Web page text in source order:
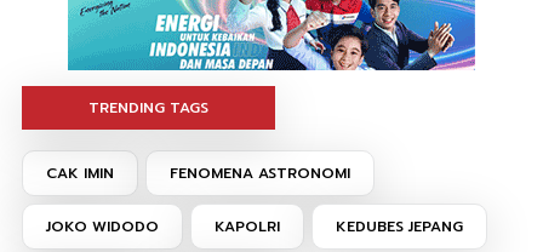
TRENDING TAGS
CAK IMIN FENOMENA ASTRONOMI
JOKO WIDODO KAPOLRI KEDUBES JEPANG